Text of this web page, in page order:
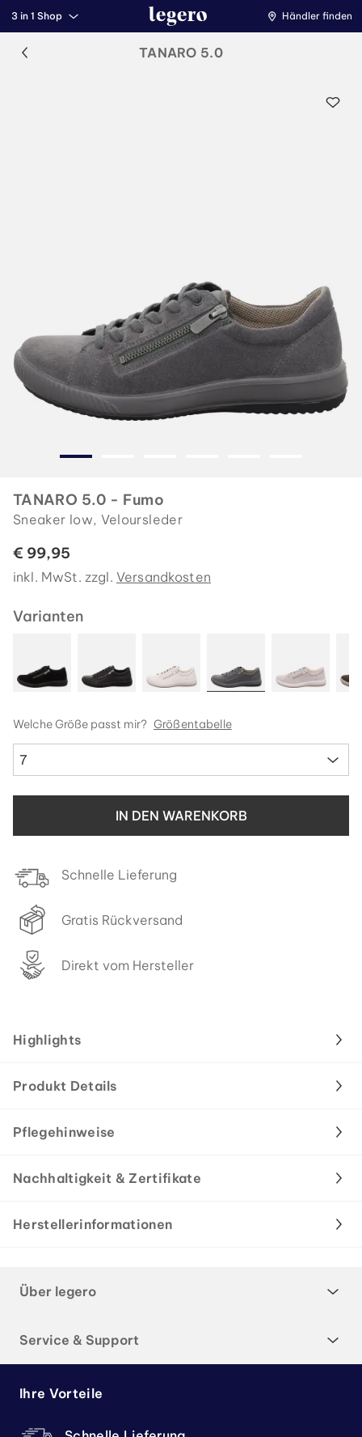
3 in 1 Shop Händler finden
TANARO 5.0
TANARO 5.0 - Fumo
Sneaker low, Veloursleder
€ 99,95
inkl. MwSt. zzgl. Versandkosten
Varianten
Welche Größe passt mir? Größentabelle
7
IN DEN WARENKORB
Schnelle Lieferung
Gratis Rückversand
Direkt vom Hersteller
Highlights
Produkt Details
Pflegehinweise
Nachhaltigkeit & Zertifikate
Herstellerinformationen
Über legero
Service & Support
Ihre Vorteile